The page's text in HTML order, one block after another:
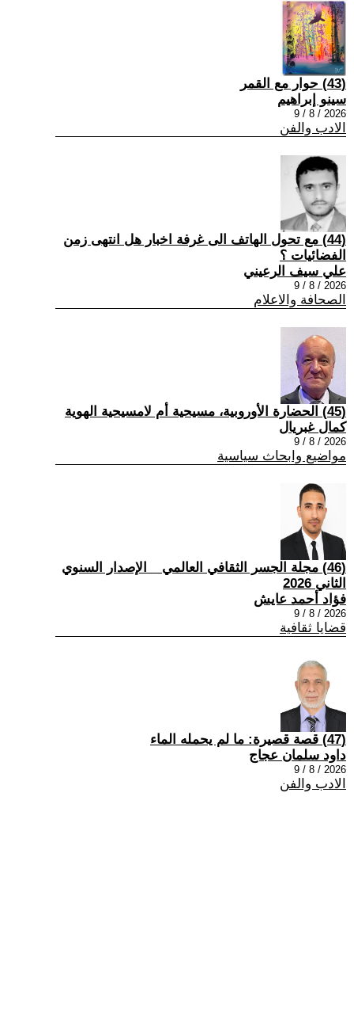
(43) حوار مع القمر
سينو إبراهيم
2026 / 8 / 9
الادب والفن
(44) مع تحول الهاتف الى غرفة اخبار هل انتهى زمن
الفضائيات ؟
علي سيف الرعيني
2026 / 8 / 9
الصحافة والاعلام
(45) الحضارة الأوروبية، مسيحية أم لامسيحية الهوية
كمال غبريال
2026 / 8 / 9
مواضيع وابحاث سياسية
(46) مجلة الجسر الثقافي العالمي _ الإصدار السنوي
الثاني 2026
فؤاد أحمد عايش
2026 / 8 / 9
قضايا ثقافية
(47) قصة قصيرة: ما لم يحمله الماء
داود سلمان عجاج
2026 / 8 / 9
الادب والفن